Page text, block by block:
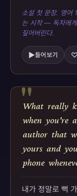
소설 첫 문장. 영어
는 시작 — 독자에
짚어버린다.
▶들어보기
"
What really
when you're
author that
yours and you
phone
내가 정말로 뻑